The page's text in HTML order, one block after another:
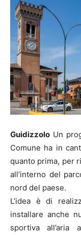
Guidizzolo Un
Comune ha in
quanto prima, per
all’interno del
nord del paese.
L’idea è di
installare anche
sportiva all’aria